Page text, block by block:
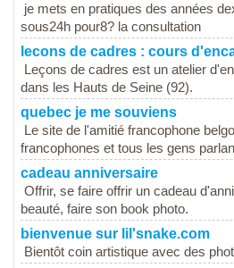
je mets en pratiques des années
sous24h pour8? la consultation
lecons de cadres : cours
Leçons de cadres est un atelier
dans les Hauts de Seine (92).
quebec je me souviens
Le site de l'amitié francophone
francophones et tous les gens
cadeau anniversaire
Offrir, se faire offrir un cadeau
beauté, faire son book photo.
bienvenue sur lil'snake.com
Bientôt coin artistique avec des